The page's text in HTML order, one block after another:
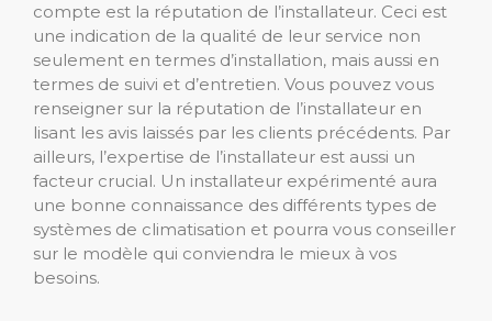
compte est la réputation de l’installateur. Ceci est
une indication de la qualité de leur service non
seulement en termes d’installation, mais aussi en
termes de suivi et d’entretien. Vous pouvez vous
renseigner sur la réputation de l’installateur en
lisant les avis laissés par les clients précédents. Par
ailleurs, l’expertise de l’installateur est aussi un
facteur crucial. Un installateur expérimenté aura
une bonne connaissance des différents types de
systèmes de climatisation et pourra vous conseiller
sur le modèle qui conviendra le mieux à vos
besoins.